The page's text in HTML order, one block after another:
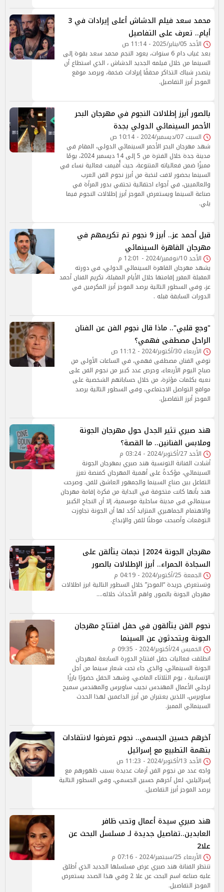
محمد سعد فيلم الدشاش أعلى إيرادات في 3
أيام.. تعرف على التفاصيل
الأحد 05/يناير/2025 - 11:14 ص
بعد غياب دام 6 سنوات، يعود النجم محمد سعد بقوة إلى
السينما من خلال فيلمه الجديد الدشاش ، الذي استطاع أن
يتصدر شباك التذاكر محققًا إيرادات ضخمة، ويرصد موقع
الموجز أبرز التفاصيل.
بالصور أبرز إطلالات النجوم في مهرجان البحر
الأحمر السينمائي الدولي بجدة
السبت 07/ديسمبر/2024 - 10:14 ص
شهد مهرجان البحر الأحمر السينمائي الدولي، المقام في
مدينة جدة خلال الفترة من 5 إلى 14 ديسمبر 2024، يومًا
مميزًا ضمن فعالياته المتنوعة، حيث أُقيمت فعالية نساء في
السينما بحضور لافت لنخبة من أبرز نجوم الفن العرب
والعالميين، في أجواء احتفالية تحتفي بدور المرأة في
صناعة السينما ويستعرض الموجز أبرز إطلالات النجوم فيما
يلي.
قبل أحمد عز.. أبرز 9 نجوم تم تكريمهم في
مهرجان القاهرة السينمائي
الأحد 10/نوفمبر/2024 - 12:01 م
يشهد مهرجان القاهرة السينمائي الدولي، في دورته
المقبلة المقرر إقامتها خلال الأيام المقبلة، تكريم الفنان أحمد
عز، وفي السطور التالية يرصد الموجز أبرز المكرمين في
الدورات السابقة قبله .
"وجع قلبي".. ماذا قال نجوم الفن عن الفنان
الراحل مصطفى فهمي؟
الأربعاء 30/أكتوبر/2024 - 11:12 ص
توفي الفنان مصطفى فهمي، في الساعات الأولى من
صباح اليوم الأربعاء، وحرص عدد كبير من نجوم الفن على
نعيه بكلمات مؤثرة، من خلال حساباتهم الشخصية على
مواقع التواصل الاجتماعي، وفي السطور التالية يرصد
الموجز أبرز التفاصيل.
هند صبري تثير الجدل حول مهرجان الجونة
وملابس الفنانين.. ما القصة؟
الأحد 27/أكتوبر/2024 - 03:24 م
أشادت الفنانة التونسية هند صبري بمهرجان الجونة
السينمائي، مؤكدةً على أهمية المهرجان كمنصة تعزز
التفاعل بين صناع السينما والجمهور العاشق للفن. وصرحت
هند بأنها كانت متخوفة في البداية من فكرة إقامة مهرجان
سينمائي في مدينة ساحلية موسمية، إلا أن النجاح الكبير
والاهتمام الجماهيري المتزايد أكد لها أن الجونة تجاوزت
التوقعات وأصبحت موطنًا للفن والإبداع.
مهرجان الجونة 2024| نجمات يتألقن على
السجادة الحمراء.. أبرز الإطلالات بالصور
الجمعة 25/أكتوبر/2024 - 04:19 م
وتستعرض جريدة “الموجز” خلال السطور التالية ابرز اطلالات
مهرجان الجونة بالصور, واهم الأحداث خلاله....
نجوم الفن يتألقون في حفل افتتاح مهرجان
الجونة ويتحدثون عن السينما
الخميس 24/أكتوبر/2024 - 09:35 م
انطلقت فعاليات حفل افتتاح الدورة السابعة لمهرجان
الجونة السينمائي، والذي جاء تحت شعار سينما من أجل
الإنسانية ، يوم الثلاثاء الماضي، وشهد الحفل حضورًا بارزًا
لرجلي الأعمال المهندس نجيب ساويرس والمهندس سميح
ساويرس، اللذين يعتبران من أبرز الداعمين لهذا الحدث
السينمائي المميز.
آخرهم حسين الجسمي.. نجوم تعرضوا لانتقادات
بتهمة التطبيع مع إسرائيل
الأحد 13/أكتوبر/2024 - 11:23 ص
واجه عدد من نجوم الفن أزمات عديدة بسبب ظهورهم مع
إسرائيلين، لعل آخرهم حسين الجسمي، وفي السطور التالية
يرصد الموجز أبرز التفاصيل.
هند صبري سيدة أعمال وتحب ظافر
العابدين..تفاصيل جديدة لـ مسلسل البحث عن
علا2
الأربعاء 25/سبتمبر/2024 - 07:16 م
تنتظر الفنانة هند صبري عرض مسلسلها الجديد الذي أطلق
عليه صناعه اسم البحث عن علا 2 وفي هذا الصدد يستعرض
الموجز التفاصيل.